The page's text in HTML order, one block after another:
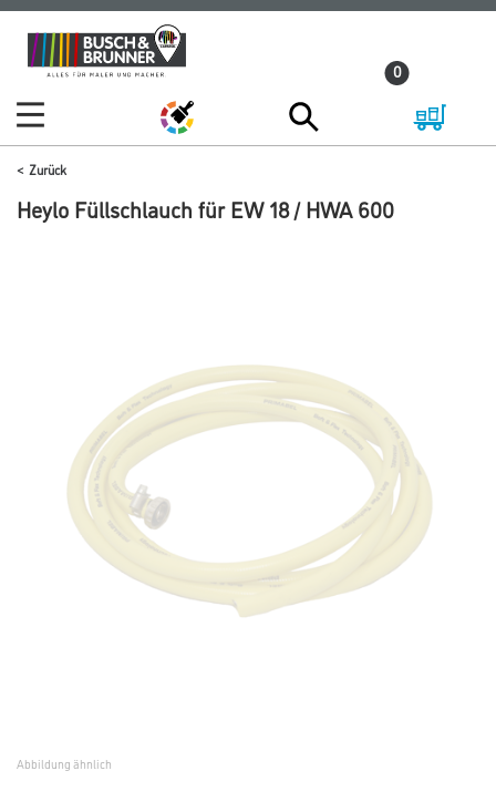
Zum
Inhalt
Zum
Navigationsmenü
0
Zurück
Heylo Füllschlauch für EW 18 / HWA 600
Abbildung ähnlich